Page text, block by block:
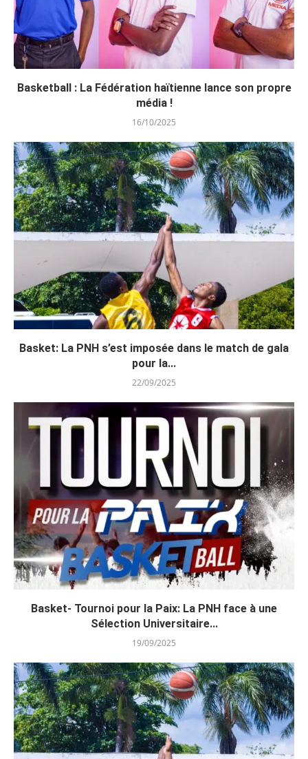
Basketball : La Fédération haïtienne lance son propre
média !
16/10/2025
Basket: La PNH s’est imposée dans le match de gala
pour la...
22/09/2025
Basket- Tournoi pour la Paix: La PNH face à une
Sélection Universitaire...
19/09/2025